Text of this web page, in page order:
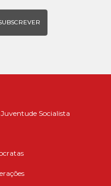
Juventude Socialista